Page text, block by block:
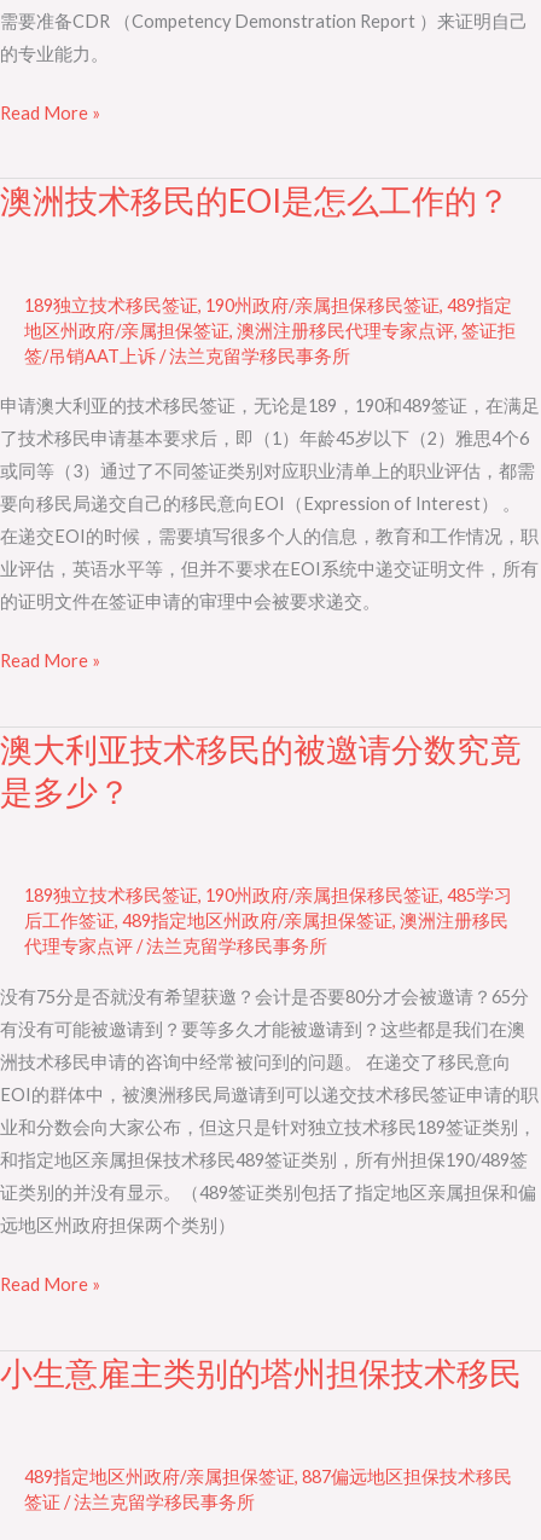
需要准备CDR （Competency Demonstration Report ）来证明自己
的专业能力。
Read More »
澳洲技术移民的EOI是怎么工作的？
189独立技术移民签证, 190州政府/亲属担保移民签证, 489指定
地区州政府/亲属担保签证, 澳洲注册移民代理专家点评, 签证拒
签/吊销AAT上诉/法兰克留学移民事务所
申请澳大利亚的技术移民签证，无论是189，190和489签证，在满足
了技术移民申请基本要求后，即（1）年龄45岁以下（2）雅思4个6
或同等（3）通过了不同签证类别对应职业清单上的职业评估，都需
要向移民局递交自己的移民意向EOI（Expression of Interest） 。
在递交EOI的时候，需要填写很多个人的信息，教育和工作情况，职
业评估，英语水平等，但并不要求在EOI系统中递交证明文件，所有
的证明文件在签证申请的审理中会被要求递交。
澳
Read More »
澳大利亚技术移民的被邀请分数究竟
是多少？
189独立技术移民签证, 190州政府/亲属担保移民签证, 485学习
后工作签证, 489指定地区州政府/亲属担保签证, 澳洲注册移民
代理专家点评/法兰克留学移民事务所
没有75分是否就没有希望获邀？会计是否要80分才会被邀请？65分
有没有可能被邀请到？要等多久才能被邀请到？这些都是我们在澳
洲技术移民申请的咨询中经常被问到的问题。 在递交了移民意向
EOI的群体中，被澳洲移民局邀请到可以递交技术移民签证申请的职
业和分数会向大家公布，但这只是针对独立技术移民189签证类别，
和指定地区亲属担保技术移民489签证类别，所有州担保190/489签
证类别的并没有显示。（489签证类别包括了指定地区亲属担保和偏
远地区州政府担保两个类别）
澳
大
利
的
被
邀
请
分
数
究
竟
多
Read More »
小生意雇主类别的塔州担保技术移民
489指定地区州政府/亲属担保签证, 887偏远地区担保技术移民
签证 /法兰克留学移民事务所
小